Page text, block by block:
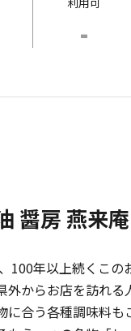
-
醤房 燕来
100年以上続くこ
外からお店を訪れ
に合う各種調味料